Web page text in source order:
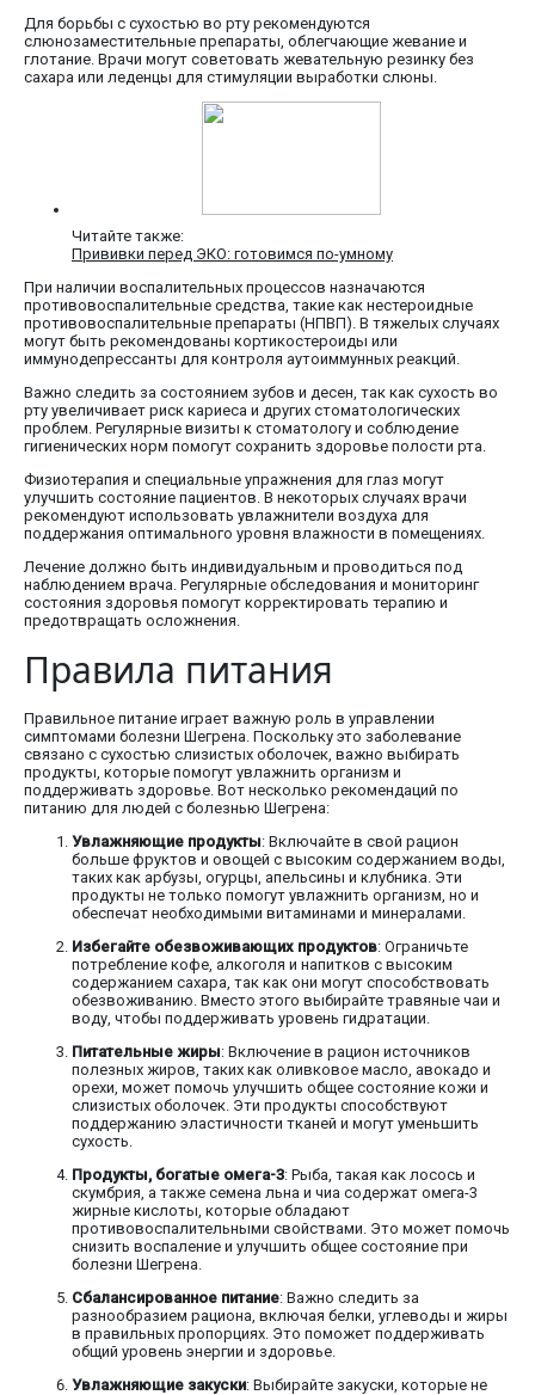
Для борьбы с сухостью во рту рекомендуются
слюнозаместительные препараты, облегчающие жевание и
глотание. Врачи могут советовать жевательную резинку без
сахара или леденцы для стимуляции выработки слюны.
Читайте также:
Прививки перед ЭКО: готовимся по-умному
При наличии воспалительных процессов назначаются
противовоспалительные средства, такие как нестероидные
противовоспалительные препараты (НПВП). В тяжелых случаях
могут быть рекомендованы кортикостероиды или
иммунодепрессанты для контроля аутоиммунных реакций.
Важно следить за состоянием зубов и десен, так как сухость во
рту увеличивает риск кариеса и других стоматологических
проблем. Регулярные визиты к стоматологу и соблюдение
гигиенических норм помогут сохранить здоровье полости рта.
Физиотерапия и специальные упражнения для глаз могут
улучшить состояние пациентов. В некоторых случаях врачи
рекомендуют использовать увлажнители воздуха для
поддержания оптимального уровня влажности в помещениях.
Лечение должно быть индивидуальным и проводиться под
наблюдением врача. Регулярные обследования и мониторинг
состояния здоровья помогут корректировать терапию и
предотвращать осложнения.
Правила питания
Правильное питание играет важную роль в управлении
симптомами болезни Шегрена. Поскольку это заболевание
связано с сухостью слизистых оболочек, важно выбирать
продукты, которые помогут увлажнить организм и
поддерживать здоровье. Вот несколько рекомендаций по
питанию для людей с болезнью Шегрена:
Увлажняющие продукты: Включайте в свой рацион
больше фруктов и овощей с высоким содержанием воды,
таких как арбузы, огурцы, апельсины и клубника. Эти
продукты не только помогут увлажнить организм, но и
обеспечат необходимыми витаминами и минералами.
Избегайте обезвоживающих продуктов: Ограничьте
потребление кофе, алкоголя и напитков с высоким
содержанием сахара, так как они могут способствовать
обезвоживанию. Вместо этого выбирайте травяные чаи и
воду, чтобы поддерживать уровень гидратации.
Питательные жиры: Включение в рацион источников
полезных жиров, таких как оливковое масло, авокадо и
орехи, может помочь улучшить общее состояние кожи и
слизистых оболочек. Эти продукты способствуют
поддержанию эластичности тканей и могут уменьшить
сухость.
Продукты, богатые омега-3: Рыба, такая как лосось и
скумбрия, а также семена льна и чиа содержат омега-3
жирные кислоты, которые обладают
противовоспалительными свойствами. Это может помочь
снизить воспаление и улучшить общее состояние при
болезни Шегрена.
Сбалансированное питание: Важно следить за
разнообразием рациона, включая белки, углеводы и жиры
в правильных пропорциях. Это поможет поддерживать
общий уровень энергии и здоровье.
Увлажняющие закуски: Выбирайте закуски, которые не